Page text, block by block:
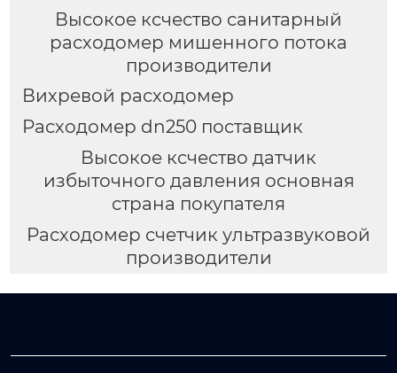
Высокое ксчество санитарный
расходомер мишенного потока
производители
Вихревой расходомер
Расходомер dn250 поставщик
Высокое ксчество датчик
избыточного давления основная
страна покупателя
Расходомер счетчик ультразвуковой
производители